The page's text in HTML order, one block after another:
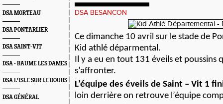
DSA MORTEAU
DSA PONTARLIER
DSA SAINT-VIT
DSA - BAUME LES DAMES
DSA L'ISLE SUR LE DOUBS
DSA GÉNÉRAL
DSA BESANCON
Ce dimanche 10 avril sur le stade de
Kid athlé déparmental.
Il y a eu en tout 131 éveils et poussins
s’affronter.
L’équipe des éveils de Saint – Vit 1
loin derrière on retrouve l’équipe